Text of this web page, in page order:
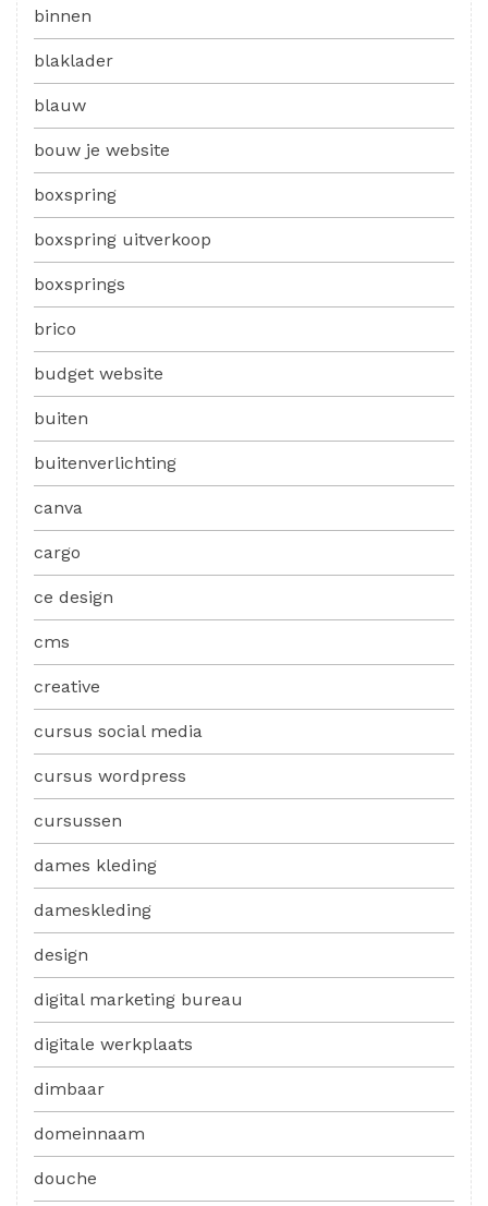
binnen
blaklader
blauw
bouw je website
boxspring
boxspring uitverkoop
boxsprings
brico
budget website
buiten
buitenverlichting
canva
cargo
ce design
cms
creative
cursus social media
cursus wordpress
cursussen
dames kleding
dameskleding
design
digital marketing bureau
digitale werkplaats
dimbaar
domeinnaam
douche